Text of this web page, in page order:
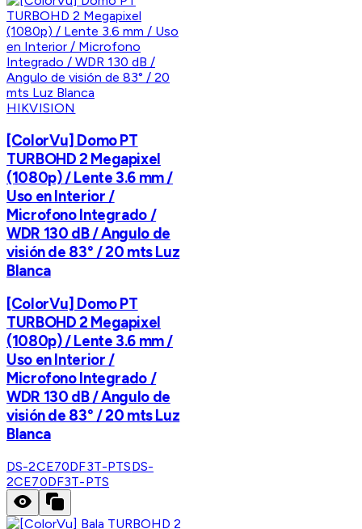
HIKVISION
[ColorVu] Domo PT
TURBOHD 2 Megapixel
(1080p) / Lente 3.6 mm /
Uso en Interior /
Microfono Integrado /
WDR 130 dB / Angulo de
visión de 83° / 20 mts Luz
Blanca
[ColorVu] Domo PT
TURBOHD 2 Megapixel
(1080p) / Lente 3.6 mm /
Uso en Interior /
Microfono Integrado /
WDR 130 dB / Angulo de
visión de 83° / 20 mts Luz
Blanca
DS-2CE70DF3T-PTSDS-
2CE70DF3T-PTS